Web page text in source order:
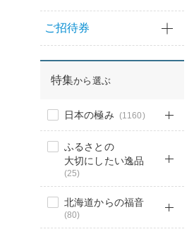
ご招待券
特集から選ぶ
日本の極み (1160)
ふるさとの
大切にしたい逸品
(25)
北海道からの福音
(80)